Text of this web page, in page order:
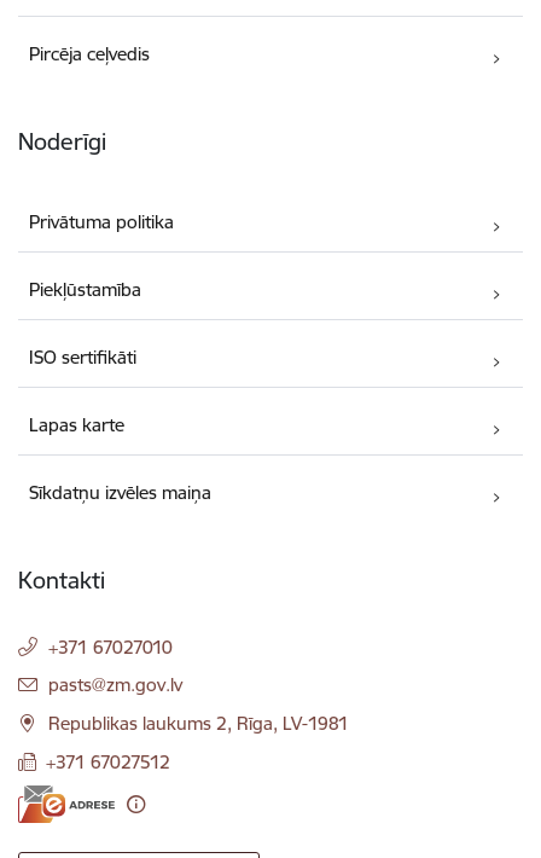
Pircēja ceļvedis
Noderīgi
Privātuma politika
Piekļūstamība
ISO sertifikāti
Lapas karte
Sīkdatņu izvēles maiņa
Kontakti
+371 67027010
E-pasts:
pasts@zm.gov.lv
Republikas laukums 2, Rīga, LV-1981
+371 67027512